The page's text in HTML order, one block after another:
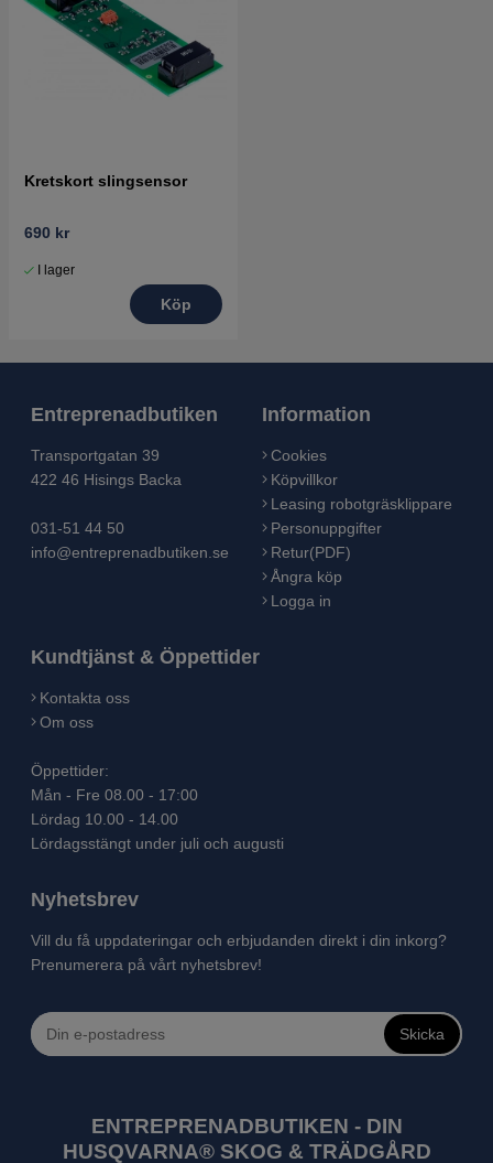
Kretskort slingsensor
690 kr
I lager
Köp
Entreprenadbutiken
Transportgatan 39
422 46 Hisings Backa
031-51 44 50
info@entreprenadbutiken.se
Information
Cookies
Köpvillkor
Leasing robotgräsklippare
Personuppgifter
Retur(PDF)
Ångra köp
Logga in
Kundtjänst & Öppettider
Kontakta oss
Om oss
Öppettider:
Mån - Fre 08.00 - 17:00
Lördag 10.00 - 14.00
Lördagsstängt under juli och augusti
Nyhetsbrev
Vill du få uppdateringar och erbjudanden direkt i din inkorg?
Prenumerera på vårt nyhetsbrev!
Skicka
ENTREPRENADBUTIKEN - DIN
HUSQVARNA® SKOG & TRÄDGÅRD